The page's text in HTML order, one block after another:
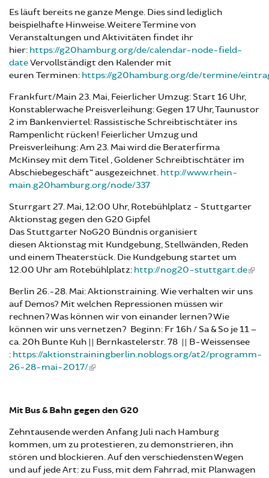
Es läuft bereits ne ganze Menge. Dies sind lediglich
beispielhafte Hinweise. Weitere Termine von
Veranstaltungen und Aktivitäten findet ihr
hier: https://g20hamburg.org/de/calendar-node-field-
dateVervollständigt den Kalender mit
euren Terminen: https://g20hamburg.org/de/termine/
Frankfurt/Main 23. Mai, Feierlicher Umzug: Start 16 Uhr,
Konstablerwache Preisverleihung: Gegen 17 Uhr, Taunustor
2 im Bankenviertel: Rassistische Schreibtischtäter ins
Rampenlicht rücken! Feierlicher Umzug und
Preisverleihung: Am 23. Mai wird die Beraterfirma
McKinsey mit dem Titel „Goldener Schreibtischtäter im
Abschiebegeschäft“ ausgezeichnet. http://www.rhein-
main.g20hamburg.org/node/337
Sturrgart 27. Mai, 12:00 Uhr, Rotebühlplatz - Stuttgarter
Aktionstag gegen den G20 Gipfel
Das Stuttgarter NoG20 Bündnis organisiert
diesen Aktionstag mit Kundgebung, Stellwänden, Reden
und einem Theaterstück. Die Kundgebung startet um
12.00 Uhr am Rotebühlplatz: http://nog20-stuttgart.de
Berlin 26.-28. Mai: Aktionstraining. Wie verhalten wir uns
auf Demos? Mit welchen Repressionen müssen wir
rechnen? Was können wir von einander lernen? Wie
können wir uns vernetzen? Beginn: Fr 16h / Sa & So je 11 –
ca. 20h Bunte Kuh || Bernkastelerstr. 78 || B-Weissensee
: https://aktionstrainingberlin.noblogs.org/at2/programm-
26-28-mai-2017/
Mit Bus & Bahn gegen den G20
Zehntausende werden Anfang Juli nach Hamburg
kommen, um zu protestieren, zu demonstrieren, ihn
stören und blockieren. Auf den verschiedensten Wegen
und auf jede Art: zu Fuss, mit dem Fahrrad, mit Planwagen